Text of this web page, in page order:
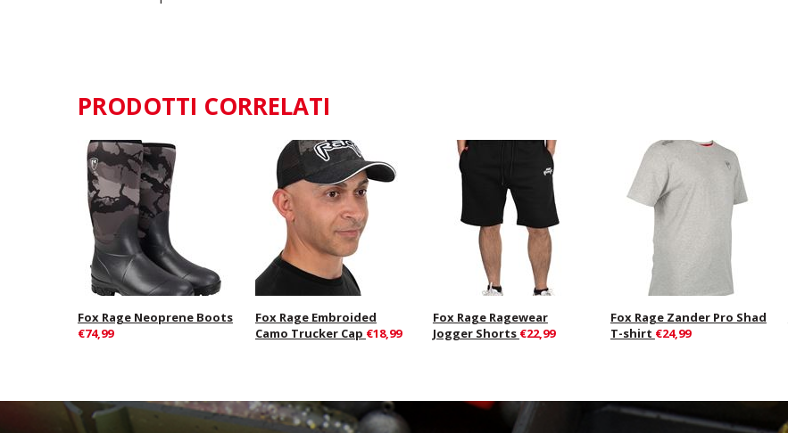
PRODOTTI CORRELATI
Fox Rage Neoprene Boots
€74,99
Fox Rage Embroided
Camo Trucker Cap €18,99
Fox Rage Ragewear
Jogger Shorts €22,99
Fox Rage Zander Pro Shad
T-shirt €24,99